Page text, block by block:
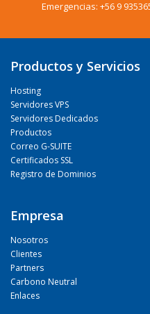
Emergencias: +56 9
Productos y Servicios
Hosting
Servidores VPS
Servidores Dedicados
Productos
Correo G-SUITE
Certificados SSL
Registro de Dominios
Empresa
Nosotros
Clientes
Partners
Carbono Neutral
Enlaces